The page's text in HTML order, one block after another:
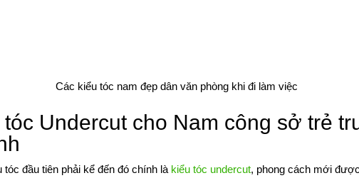
Các kiểu tóc nam đẹp dân văn phòng khi đi làm việc
tóc Undercut cho Nam công sở trẻ
tóc đầu tiên phải kể đến đó chính là kiểu tóc undercut, phong cách mới